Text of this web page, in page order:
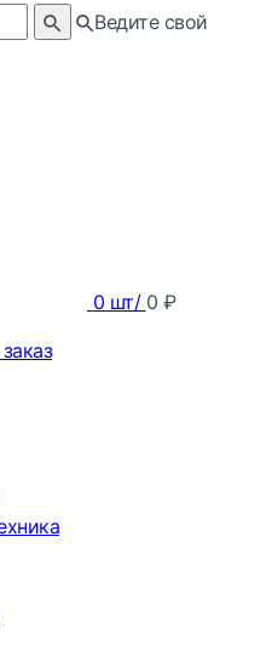
Ведите свой
0 шт/ 0 ₽